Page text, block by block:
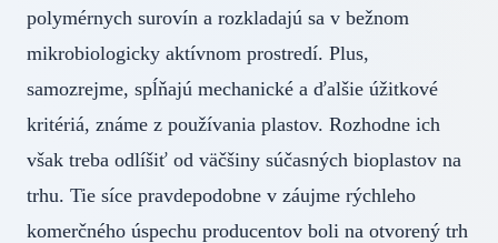
polymérnych surovín a rozkladajú sa v bežnom
mikrobiologicky aktívnom prostredí. Plus,
samozrejme, spĺňajú mechanické a ďalšie úžitkové
kritériá, známe z používania plastov. Rozhodne ich
však treba odlíšiť od väčšiny súčasných bioplastov na
trhu. Tie síce pravdepodobne v záujme rýchleho
komerčného úspechu producentov boli na otvorený trh